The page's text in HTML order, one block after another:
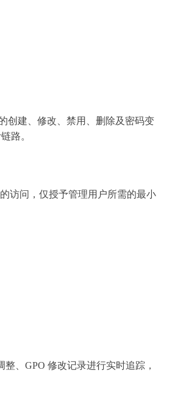
创建、修改、禁用、删除及密码变
路。
访问，仅授予管理用户所需的最小
、GPO 修改记录进行实时追踪，